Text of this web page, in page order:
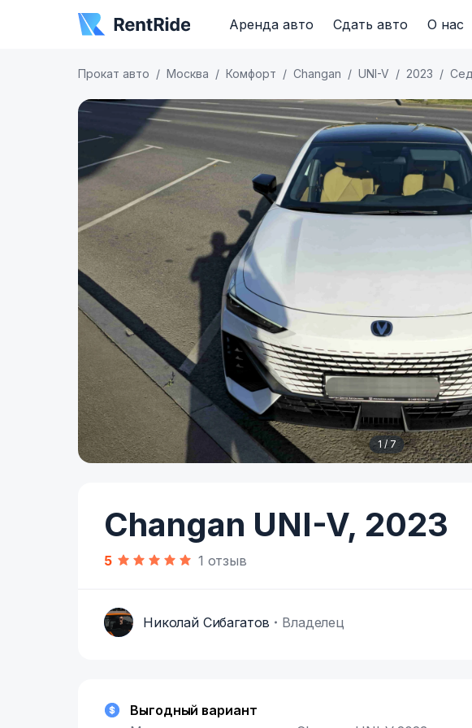
Аренда авто Сдать авто О нас
Прокат авто Москва Комфорт Changan UNI-V 2023
1 / 7
Changan UNI-V, 2023
5 1 отзыв
Н Николай Сибагатов Владелец
Выгодный вариант